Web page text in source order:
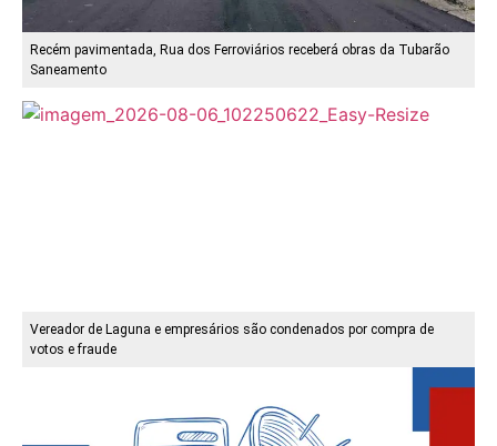
Recém pavimentada, Rua dos Ferroviários receberá obras da Tubarão
Saneamento
Vereador de Laguna e empresários são condenados por compra de
votos e fraude